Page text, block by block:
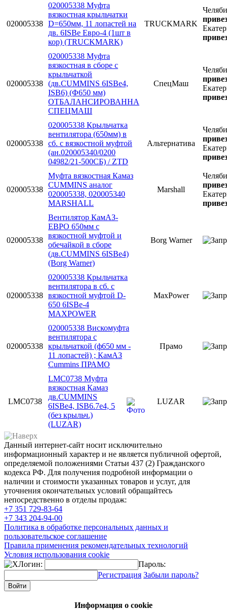
020005338
020005338 Муфта
вязкостная крыльчатки
D=650мм, 11 лопастей на
дв. 6ISBe Евро-4 (1шт в
кор) (TRUCKMARK)
TRUCKMARK
020005338
020005338 Муфта
вязкостная в сборе с
крыльчаткой
(дв.CUMMINS 6ISBe4,
ISB6) (Ф650 мм)
ОТБАЛАНСИРОВАННА
СПЕЦМАШ
СпецМаш
020005338
020005338 Крыльчатка
вентилятора (650мм) в
сб. с вязкостной муфтой
(ан.020005340/0200
04982/21-500СБ) / ZTD
Альтернатива
020005338
Муфта вязкостная Камаз
CUMMINS аналог
020005338, 020005340
MARSHALL
Marshall
020005338
Вентилятор КамАЗ-
ЕВРО 650мм с
вязкостной муфтой и
обечайкой в сборе
(дв.CUMMINS 6ISBe4)
(Borg Warner)
Borg Warner
020005338
020005338 Крыльчатка
вентилятора в сб. с
вязкостной муфтой D-
650 6ISBe-4
MAXPOWER
MaxPower
020005338
020005338 Вискомуфта
вентилятора с
крыльчаткой (ф650 мм -
11 лопастей) ; КамАЗ
Cummins ПРАМО
Прамо
LMC0738
LMC0738 Муфта
вязкостная Камаз
дв.CUMMINS
6ISBe4, ISB6.7e4, 5
(без крыльч.)
(LUZAR)
LUZAR
Данный интернет-сайт носит исключительно
информационный характер и не является публичной офертой,
определяемой положениями Статьи 437 (2) Гражданского
кодекса РФ. Для получения подробной информации о
наличии и стоимости указанных товаров и услуг, для
уточнения окончательных условий обращайтесь
непосредственно в отделы продаж:
+7 351 729-83-64
+7 343 204-94-00
Политика в обработке персональных данных и
пользовательское соглашение
Правила применения рекомендательных технологий
Условия использования cookie
Логин:
Пароль:
Регистрация Забыли пароль?
Информация о cookie